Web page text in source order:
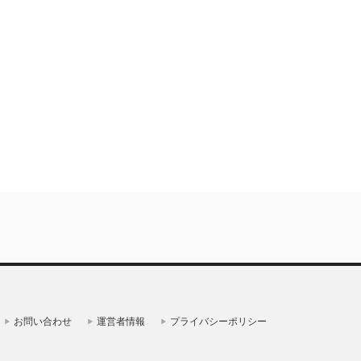
お問い合わせ 運営者情報 プライバシーポリシー